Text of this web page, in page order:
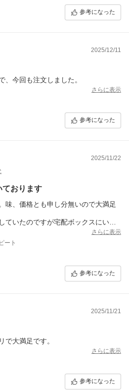
参考になった
2025/12/11
、今回も注文しました。
さらに表示
参考になった
2025/11/22
ております
味、価格とも申し分無いので大満足
ていたのですが宅配ボックスにいき
ン住まいには重量物を手で運ぶのに
さらに表示
ート
参考になった
2025/11/21
で大満足です。
さらに表示
参考になった